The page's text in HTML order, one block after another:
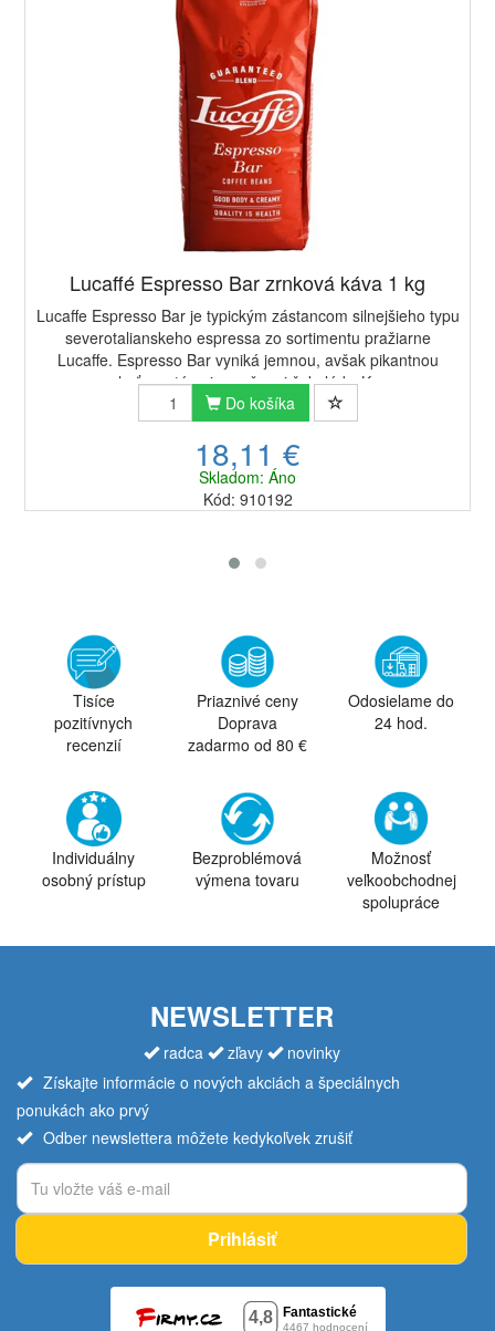
Lucaffé Espresso Bar zrnková káva 1 kg
Lucaffe Espresso Bar je typickým zástancom silnejšieho typu
severotalianskeho espressa zo sortimentu pražiarne
Lucaffe. Espresso Bar vyniká jemnou, avšak pikantnou
chuťou s tónmi opraženej čokolády. K...
Do košíka
18,11 €
Skladom: Áno
Kód: 910192
Tisíce
pozitívnych
recenzií
Priaznivé ceny
Doprava
zadarmo od 80 €
Odosielame do
24 hod.
Individuálny
osobný prístup
Bezproblémová
výmena tovaru
Možnosť
veľkoobchodnej
spolupráce
NEWSLETTER
radca zľavy
novinky
Získajte informácie o nových akciách a špeciálnych
ponukách ako prvý
Odber newslettera môžete kedykoľvek zrušiť
Prihlásiť